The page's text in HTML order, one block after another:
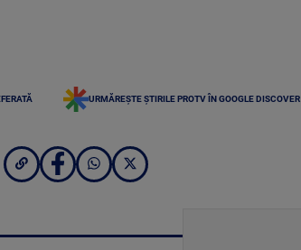
URMĂREȘTE ȘTIRILE PROTV ÎN GOOGLE DISCOVER